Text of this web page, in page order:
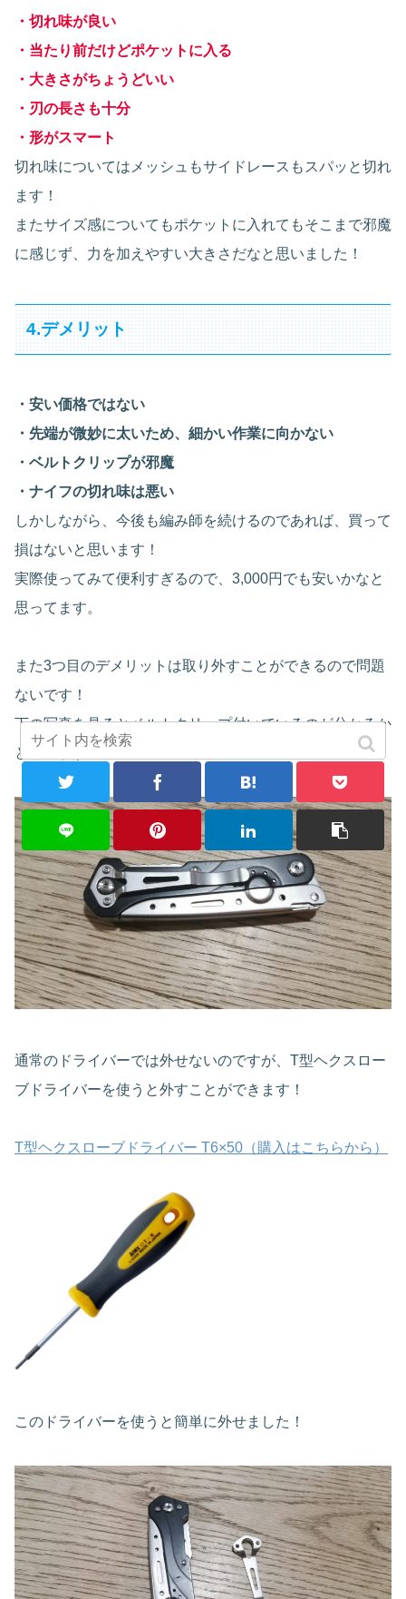
・切れ味が良い
・当たり前だけどポケットに入る
・大きさがちょうどいい
・刃の長さも十分
・形がスマート
切れ味についてはメッシュもサイドレースもスパッと切れ
ます！
またサイズ感についてもポケットに入れてもそこまで邪魔
に感じず、力を加えやすい大きさだなと思いました！
4.デメリット
・安い価格ではない
・先端が微妙に太いため、細かい作業に向かない
・ベルトクリップが邪魔
・ナイフの切れ味は悪い
しかしながら、今後も編み師を続けるのであれば、買って
損はないと思います！
実際使ってみて便利すぎるので、3,000円でも安いかなと
思ってます。
また3つ目のデメリットは取り外すことができるので問題
ないです！
下の写真を見るとベルトクリップ付いているのが分かるか
と思います。
通常のドライバーでは外せないのですが、T型ヘクスロー
ブドライバーを使うと外すことができます！
T型ヘクスローブドライバー T6×50（購入はこちらから）
このドライバーを使うと簡単に外せました！